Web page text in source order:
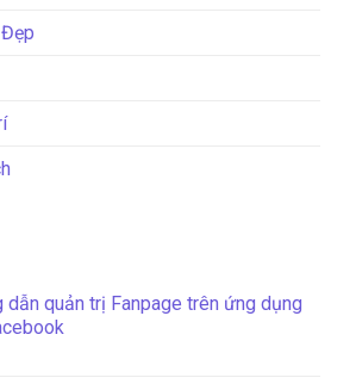
dẫn quản trị Fanpage trên ứng dụng